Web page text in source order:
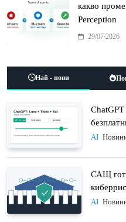
какво
Perception
29/07/2026
Най - нови
Think
AI
САЩ
AI